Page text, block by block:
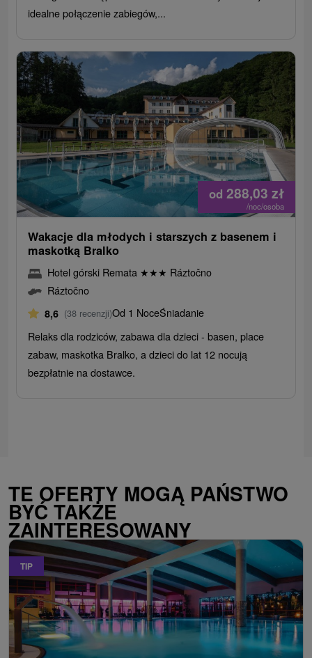
idealne połączenie zabiegów,...
od 288,03 zł
/noc/osoba
Wakacje dla młodych i starszych z basenem i
maskotką Bralko
Hotel górski Remata ★★★ Ráztočno
Ráztočno
8,6 (38 recenzji)Od 1 NoceŚniadanie
Relaks dla rodziców, zabawa dla dzieci - basen, place
zabaw, maskotka Bralko, a dzieci do lat 12 nocują
bezpłatnie na dostawce.
TE OFERTY MOGĄ PAŃSTWO
BYĆ TAKŻE
ZAINTERESOWANY
TIP